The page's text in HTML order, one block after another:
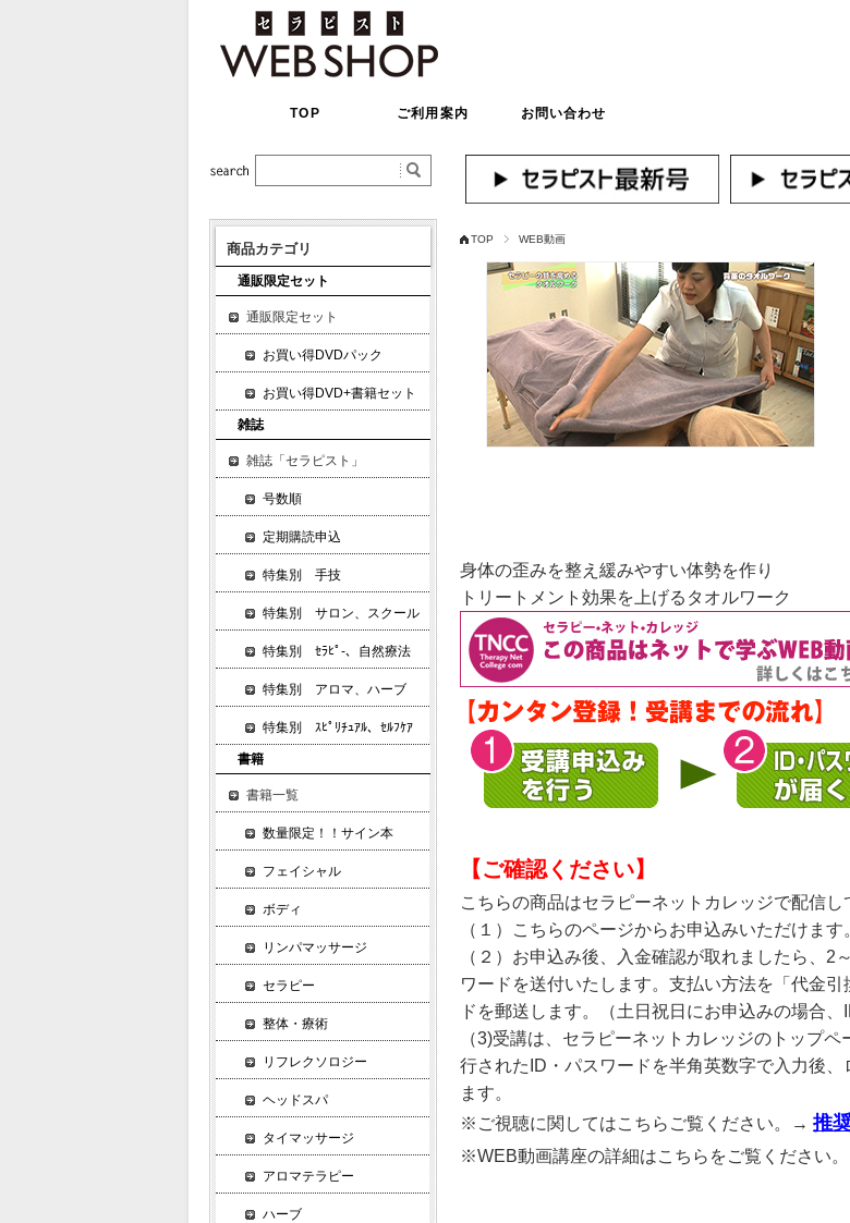
TOP ご利用案内 お問い合わせ
TOP WEB動画
身体の歪みを整え緩みやすい体勢を作り
トリートメント効果を上げるタオルワーク
【ご確認ください】
こちらの商品はセラピーネットカレッジで配信
（１）こちらのページからお申込みいただけます
（２）お申込み後、入金確認が取れましたら、
ワードを送付いたします。支払い方法を「代金
ドを郵送します。（土日祝日にお申込みの場合
（3)受講は、セラピーネットカレッジのトップ
行されたID・パスワードを半角英数字で入力後
ます。
※ご視聴に関してはこちらご覧ください。→ 推
※WEB動画講座の詳細はこちらをご覧ください
商品カテゴリ
通販限定セット
通販限定セット
お買い得DVDパック
お買い得DVD+書籍セット
雑誌
雑誌「セラピスト」
号数順
定期購読申込
特集別 手技
特集別 サロン、スクール
特集別 ｾﾗﾋﾟ-、自然療法
特集別 アロマ、ハーブ
特集別 ｽﾋﾟﾘﾁｭｱﾙ、ｾﾙﾌｹｱ
書籍
書籍一覧
数量限定！！サイン本
フェイシャル
ボディ
リンパマッサージ
セラピー
整体・療術
リフレクソロジー
ヘッドスパ
タイマッサージ
アロマテラピー
ハーブ